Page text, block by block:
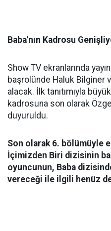
Baba'nın Kadrosu
Show TV ekranlarında
başrolünde Haluk Bilginer
alacak. İlk tanıtımıyla
kadrosuna son olarak Özge
duyuruldu.
Son olarak 6. bölümüyle
İçimizden Biri dizisinin
oyuncunun, Baba
vereceği ile ilgili henüz